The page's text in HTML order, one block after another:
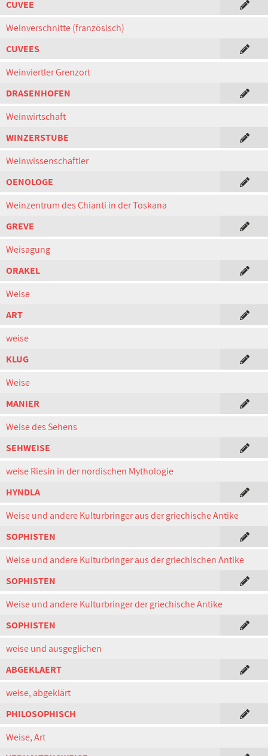
CUVEE
Weinverschnitte (französisch)
CUVEES
Weinviertler Grenzort
DRASENHOFEN
Weinwirtschaft
WINZERSTUBE
Weinwissenschaftler
OENOLOGE
Weinzentrum des Chianti in der Toskana
GREVE
Weisagung
ORAKEL
Weise
ART
weise
KLUG
Weise
MANIER
Weise des Sehens
SEHWEISE
weise Riesin in der nordischen Mythologie
HYNDLA
Weise und andere Kulturbringer aus der griechische Antike
SOPHISTEN
Weise und andere Kulturbringer aus der griechischen Antike
SOPHISTEN
Weise und andere Kulturbringer der griechische Antike
SOPHISTEN
weise und ausgeglichen
ABGEKLAERT
weise, abgeklärt
PHILOSOPHISCH
Weise, Art